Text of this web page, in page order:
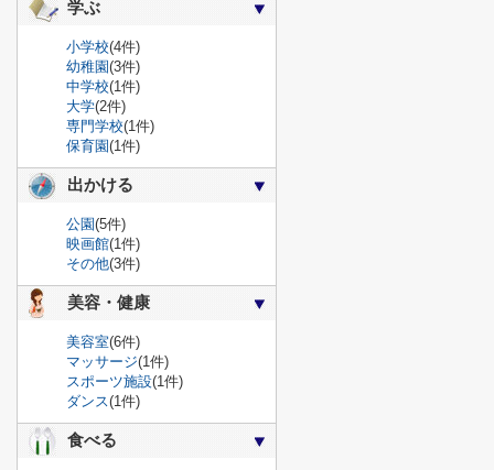
学ぶ
小学校(4件)
幼稚園(3件)
中学校(1件)
大学(2件)
専門学校(1件)
保育園(1件)
出かける
公園(5件)
映画館(1件)
その他(3件)
美容・健康
美容室(6件)
マッサージ(1件)
スポーツ施設(1件)
ダンス(1件)
食べる